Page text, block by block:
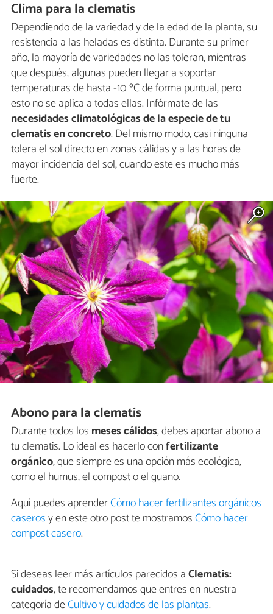
Clima para la clematis
Dependiendo de la variedad y de la edad de la planta, su
resistencia a las heladas es distinta. Durante su primer
año, la mayoría de variedades no las toleran, mientras
que después, algunas pueden llegar a soportar
temperaturas de hasta -10 ºC de forma puntual, pero
esto no se aplica a todas ellas. Infórmate de las
necesidades climatológicas de la especie de tu
clematis en concreto. Del mismo modo, casi ninguna
tolera el sol directo en zonas cálidas y a las horas de
mayor incidencia del sol, cuando este es mucho más
fuerte.
Abono para la clematis
Durante todos los meses cálidos, debes aportar abono a
tu clematis. Lo ideal es hacerlo confertilizante
orgánico, que siempre es una opción más ecológica,
como el humus, el compost o el guano.
Aquí puedes aprenderCómo hacer fertilizantes orgánicos
caserosy en este otro post te mostramosCómo hacer
compost casero.
Si deseas leer más artículos parecidos aClematis:
cuidados, te recomendamos que entres en nuestra
categoría deCultivo y cuidados de las plantas.